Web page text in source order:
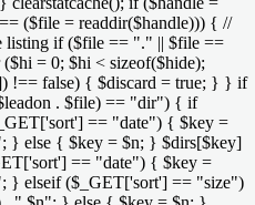
($file = readdir($handle))) { //
listing if ($file == "." || $file ==
= 0; $hi < sizeof($hide);
!== false) { $discard = true; } } if
. $file) == "dir") { if
== "date") { $key =
} else { $key = $n; } $dirs[$key]
== "date") { $key =
} elseif ($_GET['sort'] == "size")